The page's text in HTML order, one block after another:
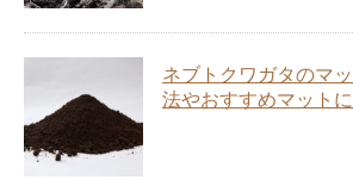
ネブトクワガタのマ
法やおすすめマット